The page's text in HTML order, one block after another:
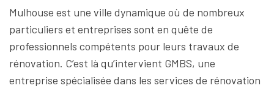
Mulhouse est une ville dynamique où de nombreux
particuliers et entreprises sont en quête de
professionnels compétents pour leurs travaux de
rénovation. C’est là qu’intervient GMBS, une
entreprise spécialisée dans les services de rénovation